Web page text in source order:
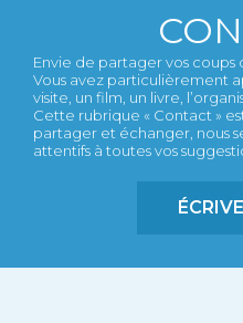
Envie de partager vos
Vous avez particulièrement
visite, un film, un livre,
Cette rubrique « Contact »
partager et échanger, nous
attentifs à toutes vos